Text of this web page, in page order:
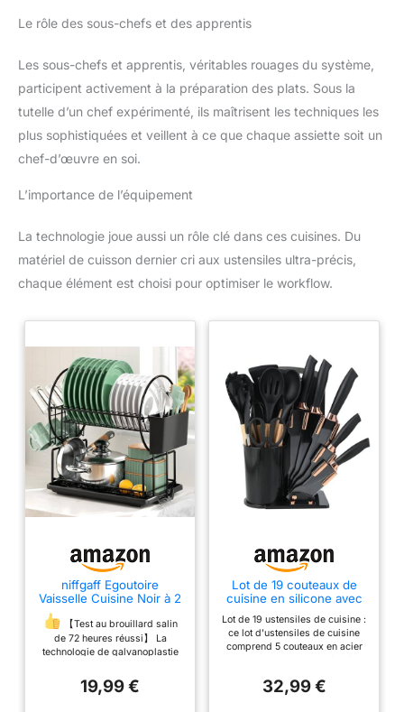
Le rôle des sous-chefs et des apprentis
Les sous-chefs et apprentis, véritables rouages du système,
participent activement à la préparation des plats. Sous la
tutelle d’un chef expérimenté, ils maîtrisent les techniques les
plus sophistiquées et veillent à ce que chaque assiette soit un
chef-d’œuvre en soi.
L’importance de l’équipement
La technologie joue aussi un rôle clé dans ces cuisines. Du
matériel de cuisson dernier cri aux ustensiles ultra-précis,
chaque élément est choisi pour optimiser le workflow.
niffgaff Egoutoire
Vaisselle Cuisine Noir à 2
Niveaux en, INOX avec
Porte-ustensiles et bac
d'égouttement
【Test au brouillard salin
de 72 heures réussi】 La
technologie de galvanoplastie
sur l'egoutoire vaisselle cuisine
noire. A passé le test au
19,99 €
Lot de 19 couteaux de
cuisine en silicone avec
5 couteaux, planche à
découper et support,
passe au lave-vaisselle
Lot de 19 ustensiles de cuisine :
ce lot d'ustensiles de cuisine
comprend 5 couteaux en acier
pâtes, une cuillère de cuisine,
32,99 €